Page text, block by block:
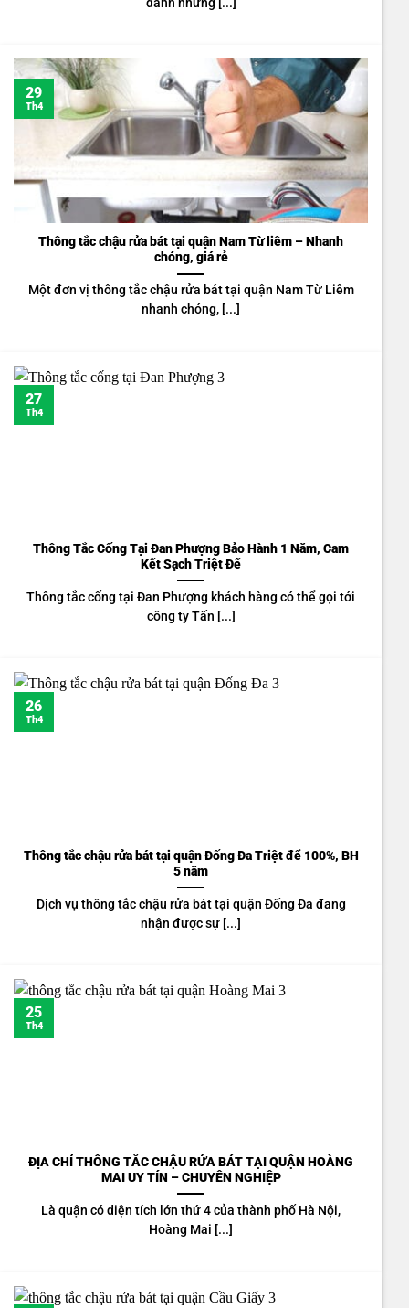
Thông tắc chậu rửa bát tại quận Nam Từ liêm – Nhanh
chóng, giá rẻ
Một đơn vị thông tắc chậu rửa bát tại quận Nam Từ Liêm
nhanh chóng, [...]
29
Th4
Thông Tắc Cống Tại Đan Phượng Bảo Hành 1 Năm, Cam
Kết Sạch Triệt Để
Thông tắc cống tại Đan Phượng khách hàng có thể gọi tới
công ty Tấn [...]
27
Th4
Thông tắc chậu rửa bát tại quận Đống Đa Triệt để 100%, BH
5 năm
Dịch vụ thông tắc chậu rửa bát tại quận Đống Đa đang
nhận được sự [...]
26
Th4
ĐỊA CHỈ THÔNG TẮC CHẬU RỬA BÁT TẠI QUẬN HOÀNG
MAI UY TÍN – CHUYÊN NGHIỆP
Là quận có diện tích lớn thứ 4 của thành phố Hà Nội,
Hoàng Mai [...]
25
Th4